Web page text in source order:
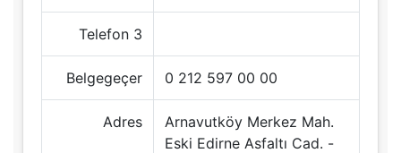
Telefon 3
Belgegeçer 0 212 597 00 00
Adres
Arnavutköy Merkez Mah.
Eski Edirne Asfaltı Cad. -